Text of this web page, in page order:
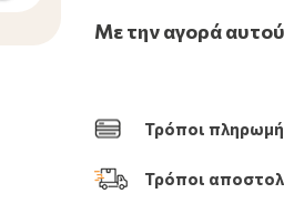
Με την αγορά
Τρόποι
Τρόποι